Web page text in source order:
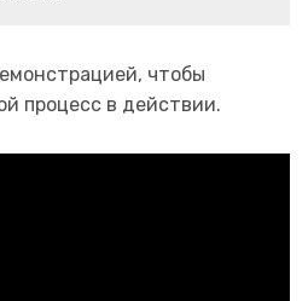
чтобы
процесс в действии.